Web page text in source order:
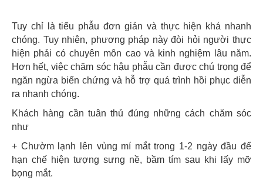
Tuy chỉ là tiểu phẫu đơn giản và thực hiện khá nhanh
chóng. Tuy nhiên, phương pháp này đòi hỏi người thực
hiện phải có chuyên môn cao và kinh nghiệm lâu năm.
Hơn hết, việc chăm sóc hậu phẫu cần được chú trọng để
ngăn ngừa biến chứng và hỗ trợ quá trình hồi phục diễn
ra nhanh chóng.
Khách hàng cần tuân thủ đúng những cách chăm sóc
như
+ Chườm lạnh lên vùng mí mắt trong 1-2 ngày đầu để
hạn chế hiện tượng sưng nề, bầm tím sau khi lấy mỡ
bọng mắt.